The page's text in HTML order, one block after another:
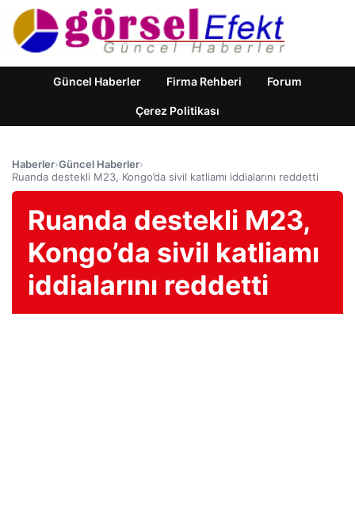
Güncel Haberler Firma Rehberi Forum
Çerez Politikası
Haberler›Güncel Haberler›
Ruanda destekli M23, Kongo’da sivil katliamı iddialarını reddetti
Ruanda destekli M23,
Kongo’da sivil katliamı
iddialarını reddetti